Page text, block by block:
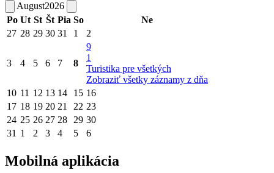
August2026
Po Ut St Št Pia So
Ne
27 28 29 30 31 1 2
3 4 5 6 7 8
9
1
Turistika pre všetkých
Zobraziť všetky záznamy z dňa
10 11 12 13 14 15 16
17 18 19 20 21 22 23
24 25 26 27 28 29 30
31 1 2 3 4 5 6
Mobilná aplikácia